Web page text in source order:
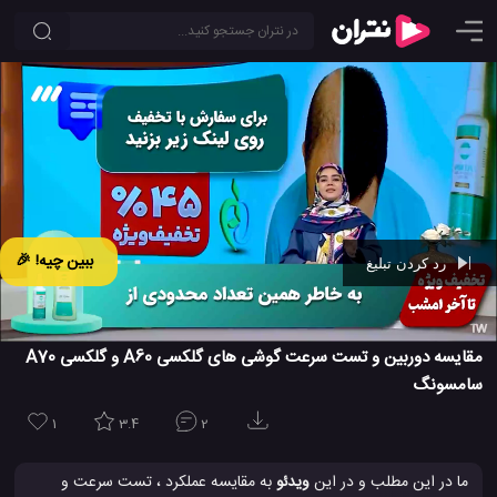
ببین چیه! 🎉 رد کردن تبلیغ
00:42
مقایسه دوربین و تست سرعت گوشی های گلکسی A60 و گلکسی A70
سامسونگ
1 3.4 2
ما در این مطلب و در اینویدئوبه مقایسه عملکرد ، تست سرعت و